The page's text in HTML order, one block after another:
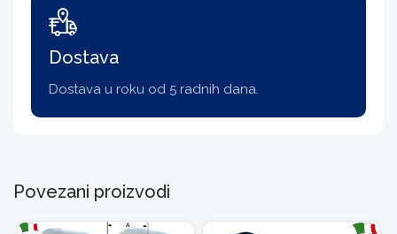
Dostava
Dostava u roku od 5 radnih dana.
Povezani proizvodi